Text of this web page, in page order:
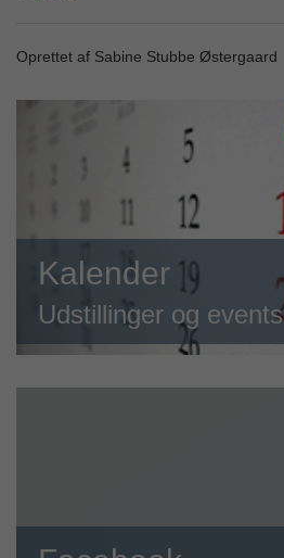
Oprettet af Sabine Stubbe Østergaard
Kalender
Udstillinger og events